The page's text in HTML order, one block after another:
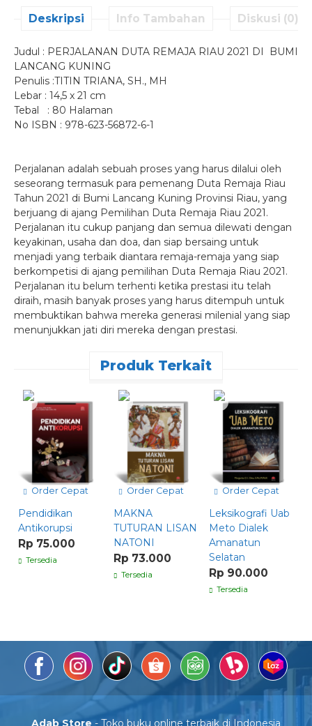
Deskripsi Info Tambahan Diskusi (0)
Judul : PERJALANAN DUTA REMAJA RIAU 2021 DI BUMI
LANCANG KUNING
Penulis :TITIN TRIANA, SH., MH
Lebar : 14,5 x 21 cm
Tebal : 80 Halaman
No ISBN : 978-623-56872-6-1
Perjalanan adalah sebuah proses yang harus dilalui oleh
seseorang termasuk para pemenang Duta Remaja Riau
Tahun 2021 di Bumi Lancang Kuning Provinsi Riau, yang
berjuang di ajang Pemilihan Duta Remaja Riau 2021.
Perjalanan itu cukup panjang dan semua dilewati dengan
keyakinan, usaha dan doa, dan siap bersaing untuk
menjadi yang terbaik diantara remaja-remaja yang siap
berkompetisi di ajang pemilihan Duta Remaja Riau 2021.
Perjalanan itu belum terhenti ketika prestasi itu telah
diraih, masih banyak proses yang harus ditempuh untuk
membuktikan bahwa mereka generasi milenial yang siap
menunjukkan jati diri mereka dengan prestasi.
Produk Terkait
Order Cepat
Pendidikan
Antikorupsi
Rp 75.000
Tersedia
Order Cepat
MAKNA
TUTURAN LISAN
NATONI
Rp 73.000
Tersedia
Order Cepat
Leksikografi Uab
Meto Dialek
Amanatun
Selatan
Rp 90.000
Tersedia
Adab Store - Toko buku online terbaik di Indonesia